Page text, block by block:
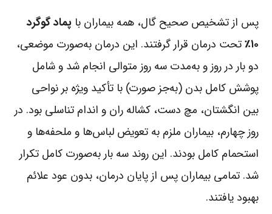
پس از تشخیص صحیح گال، همه بیماران با پماد گوگرد
۱۰٪ تحت درمان قرار گرفتند. این درمان به‌صورت موضعی،
دو بار در روز و به‌مدت سه روز متوالی انجام شد و شامل
پوشش کامل بدن (به‌جز صورت) با تأکید ویژه بر نواحی
بین انگشتان، مچ دست، کشاله ران و اندام تناسلی بود. در
روز چهارم، بیماران ملزم به تعویض لباس‌ها و ملحفه‌ها و
استحمام کامل بودند. این روند سه بار به‌صورت کامل تکرار
شد. تمامی بیماران پس از پایان درمان، بدون عود علائم
بهبود یافتند.